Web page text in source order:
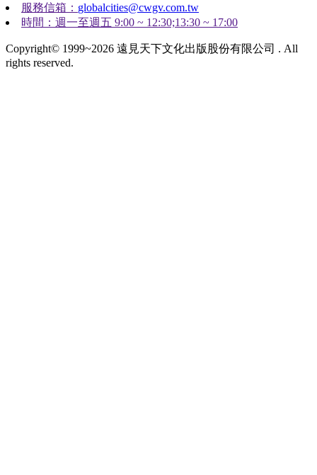
服務信箱： globalcities@cwgv.com.tw
時間：週一至週五 9:00 ~ 12:30;13:30 ~ 17:00
Copyright© 1999~2026 遠見天下文化出版股份有限公司 . All
rights reserved.